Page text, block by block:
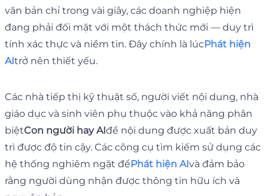
văn bản chỉ trong vài giây, các doanh nghiệp hiện
đang phải đối mặt với một thách thức mới — duy trì
tính xác thực và niềm tin. Đây chính là lúcPhát hiện
AItrở nên thiết yếu.
Các nhà tiếp thị kỹ thuật số, người viết nội dung, nhà
giáo dục và sinh viên phụ thuộc vào khả năng phân
biệtCon người hay AIđể nội dung được xuất bản duy
trì được độ tin cậy. Các công cụ tìm kiếm sử dụng các
hệ thống nghiêm ngặt đểPhát hiện AIvà đảm bảo
rằng người dùng nhận được thông tin hữu ích và